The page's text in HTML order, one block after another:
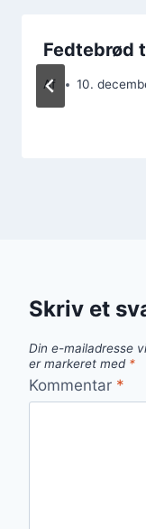
Fedtebrød
Af 10.
Skriv et
Din e-mailadresse
er markeret med *
Kommentar *